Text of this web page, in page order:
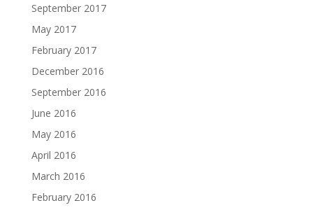
September 2017
May 2017
February 2017
December 2016
September 2016
June 2016
May 2016
April 2016
March 2016
February 2016